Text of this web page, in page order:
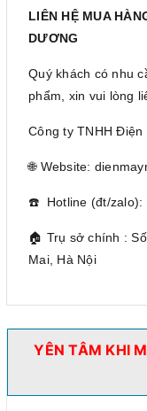
LIÊN HỆ MUA
DƯƠNG
Quý khách có nhu
phẩm, xin vui lòng
Công ty TNHH
🌐 Website:
☎️ Hotline (đt/zalo):
🏠 Trụ sở chính :
Mai, Hà Nội
YÊN TÂM KHI